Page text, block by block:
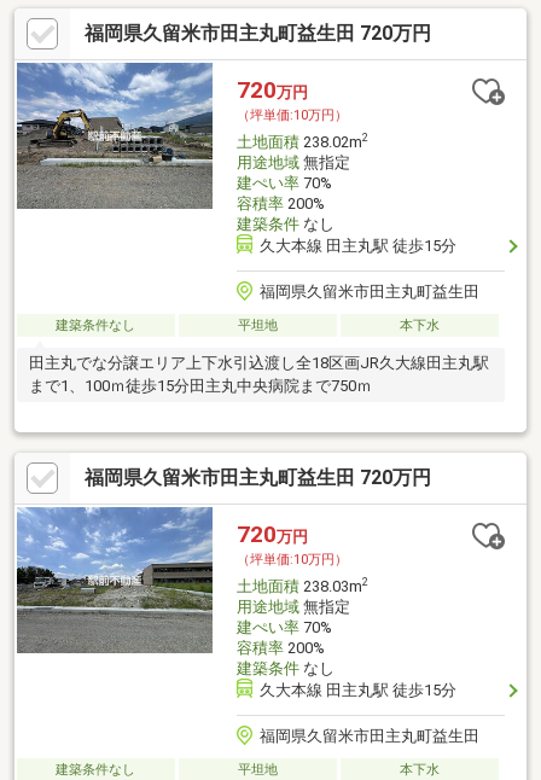
福岡県久留米市田主丸町益生田 720万円
720万円
（坪単価:10万円）
土地面積238.02m2
用途地域無指定
建ぺい率70%
容積率200%
建築条件なし
久大本線 田主丸駅 徒歩15分
福岡県久留米市田主丸町益生田
建築条件なし 平坦地 本下水
田主丸でな分譲エリア上下水引込渡し全18区画JR久大線田主丸駅
まで1、100ｍ徒歩15分田主丸中央病院まで750ｍ
福岡県久留米市田主丸町益生田 720万円
720万円
（坪単価:10万円）
土地面積238.03m2
用途地域無指定
建ぺい率70%
容積率200%
建築条件なし
久大本線 田主丸駅 徒歩15分
福岡県久留米市田主丸町益生田
建築条件なし 平坦地 本下水